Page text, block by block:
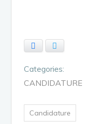
Categories:
CANDIDATURE
Candidature